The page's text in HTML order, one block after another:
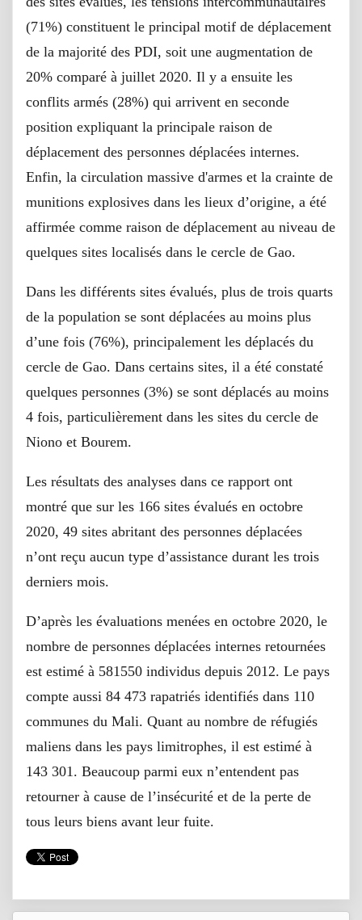
(71%) constituent le principal motif de déplacement
de la majorité des PDI, soit une augmentation de
20% comparé à juillet 2020. Il y a ensuite les
conflits armés (28%) qui arrivent en seconde
position expliquant la principale raison de
déplacement des personnes déplacées internes.
Enfin, la circulation massive d'armes et la crainte de
munitions explosives dans les lieux d’origine, a été
affirmée comme raison de déplacement au niveau de
quelques sites localisés dans le cercle de Gao.
Dans les différents sites évalués, plus de trois quarts
de la population se sont déplacées au moins plus
d’une fois (76%), principalement les déplacés du
cercle de Gao. Dans certains sites, il a été constaté
quelques personnes (3%) se sont déplacés au moins
4 fois, particulièrement dans les sites du cercle de
Niono et Bourem.
Les résultats des analyses dans ce rapport ont
montré que sur les 166 sites évalués en octobre
2020, 49 sites abritant des personnes déplacées
n’ont reçu aucun type d’assistance durant les trois
derniers mois.
D’après les évaluations menées en octobre 2020, le
nombre de personnes déplacées internes retournées
est estimé à 581550 individus depuis 2012. Le pays
compte aussi 84 473 rapatriés identifiés dans 110
communes du Mali. Quant au nombre de réfugiés
maliens dans les pays limitrophes, il est estimé à
143 301. Beaucoup parmi eux n’entendent pas
retourner à cause de l’insécurité et de la perte de
tous leurs biens avant leur fuite.